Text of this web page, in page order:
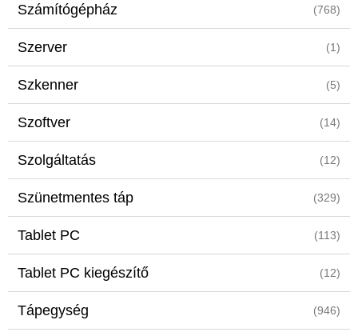
Számítógépház (768)
Szerver (1)
Szkenner (5)
Szoftver (14)
Szolgáltatás (12)
Szünetmentes táp (329)
Tablet PC (113)
Tablet PC kiegészítő (12)
Tápegység (946)